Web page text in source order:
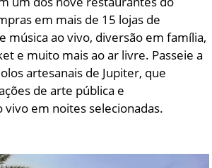
em mais de 15 lojas de
música ao vivo, diversão em família,
e muito mais ao ar livre. Passeie a
artesanais de Jupiter, que
de arte pública e
em noites selecionadas.